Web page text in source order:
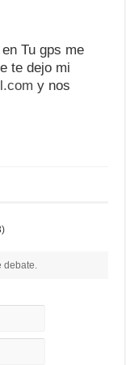
Tu gps me
te dejo mi
y nos
debate.